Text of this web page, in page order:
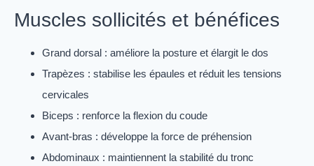
Muscles sollicités et bénéfices
Grand dorsal : améliore la posture et élargit le dos
Trapèzes : stabilise les épaules et réduit les tensions
cervicales
Biceps : renforce la flexion du coude
Avant-bras : développe la force de préhension
Abdominaux : maintiennent la stabilité du tronc